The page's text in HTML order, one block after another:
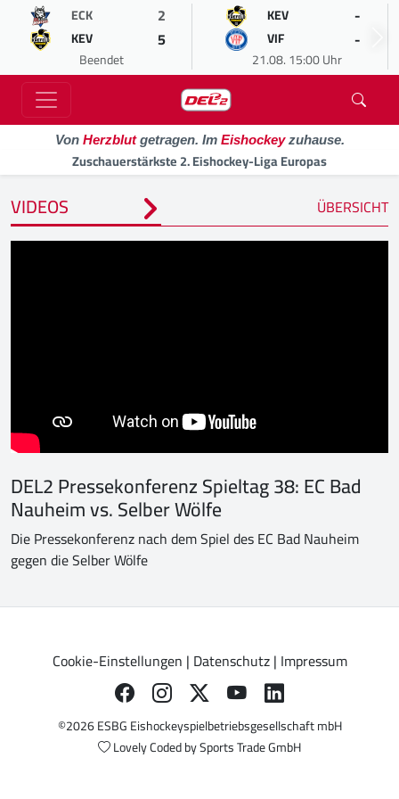
ECK 2
KEV 5
Beendet
KEV -
VIF -
21.08. 15:00 Uhr
Von Herzblutgetragen. Im Eishockeyzuhause.
Zuschauerstärkste 2. Eishockey-Liga Europas
VIDEOS ÜBERSICHT
DEL2 Pressekonferenz Spieltag 38: EC Bad
Nauheim vs. Selber Wölfe
Die Pressekonferenz nach dem Spiel des EC Bad Nauheim
gegen die Selber Wölfe
Cookie-Einstellungen | Datenschutz| Impressum
©2026 ESBG Eishockeyspielbetriebsgesellschaft mbH
Lovely Coded bySports Trade GmbH